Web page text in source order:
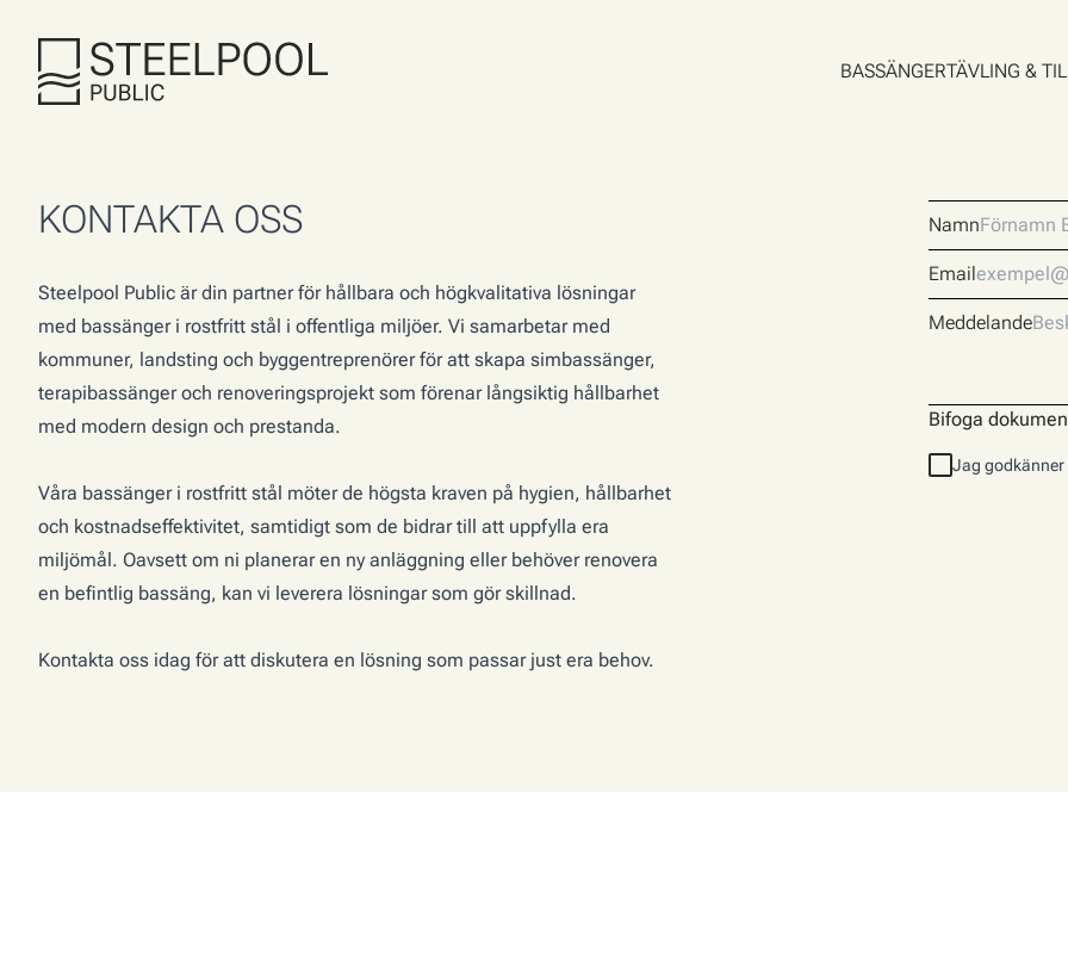
BASSÄNGERTÄVLING &
KONTAKTA OSS
Steelpool Public är din partner för hållbara och högkvalitativa lösningar
med bassänger i rostfritt stål i offentliga miljöer. Vi samarbetar med
kommuner, landsting och byggentreprenörer för att skapa simbassänger,
terapibassänger och renoveringsprojekt som förenar långsiktig hållbarhet
med modern design och prestanda.
Våra bassänger i rostfritt stål möter de högsta kraven på hygien, hållbarhet
och kostnadseffektivitet, samtidigt som de bidrar till att uppfylla era
miljömål. Oavsett om ni planerar en ny anläggning eller behöver renovera
en befintlig bassäng, kan vi leverera lösningar som gör skillnad.
Kontakta oss idag för att diskutera en lösning som passar just era behov.
Namn
Email
Meddelande
Bifoga
Jag godkänner